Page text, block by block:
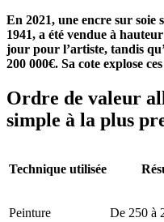
En 2021, une encre sur soie
1941, a été vendue à
jour pour l’artiste, tandis
200 000€. Sa cote explose
Ordre de valeur
simple à la plus
Technique utilisée
Peinture De 250 à